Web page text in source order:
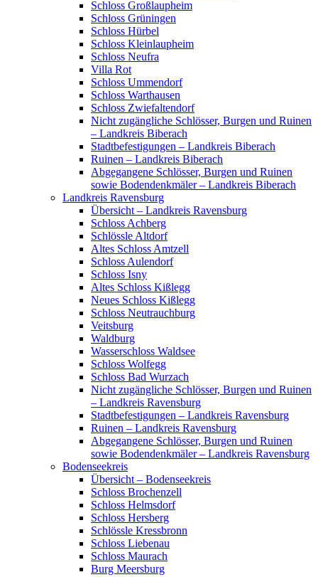
Schloss Großlaupheim
Schloss Grüningen
Schloss Hürbel
Schloss Kleinlaupheim
Schloss Neufra
Villa Rot
Schloss Ummendorf
Schloss Warthausen
Schloss Zwiefaltendorf
Nicht zugängliche Schlösser, Burgen und Ruinen
– Landkreis Biberach
Stadtbefestigungen – Landkreis Biberach
Ruinen – Landkreis Biberach
Abgegangene Schlösser, Burgen und Ruinen
sowie Bodendenkmäler – Landkreis Biberach
Landkreis Ravensburg
Übersicht – Landkreis Ravensburg
Schloss Achberg
Schlössle Altdorf
Altes Schloss Amtzell
Schloss Aulendorf
Schloss Isny
Altes Schloss Kißlegg
Neues Schloss Kißlegg
Schloss Neutrauchburg
Veitsburg
Waldburg
Wasserschloss Waldsee
Schloss Wolfegg
Schloss Bad Wurzach
Nicht zugängliche Schlösser, Burgen und Ruinen
– Landkreis Ravensburg
Stadtbefestigungen – Landkreis Ravensburg
Ruinen – Landkreis Ravensburg
Abgegangene Schlösser, Burgen und Ruinen
sowie Bodendenkmäler – Landkreis Ravensburg
Bodenseekreis
Übersicht – Bodenseekreis
Schloss Brochenzell
Schloss Helmsdorf
Schloss Hersberg
Schlössle Kressbronn
Schloss Liebenau
Schloss Maurach
Burg Meersburg